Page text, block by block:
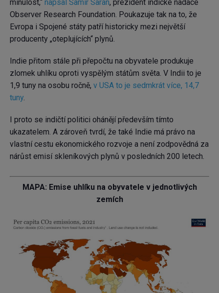
minulost,“ napsal Samir Saran, prezident indické nadace
Observer Research Foundation. Poukazuje tak na to, že
Evropa i Spojené státy patří historicky mezi největší
producenty „oteplujících“ plynů.
Indie přitom stále při přepočtu na obyvatele produkuje
zlomek uhlíku oproti vyspělým státům světa. V Indii to je
1,9 tuny na osobu ročně, v USA to je sedmkrát více, 14,7
tuny.
I proto se indičtí politici ohánějí především tímto
ukazatelem. A zároveň tvrdí, že také Indie má právo na
vlastní cestu ekonomického rozvoje a není zodpovědná za
nárůst emisí skleníkových plynů v posledních 200 letech.
MAPA: Emise uhlíku na obyvatele v jednotlivých
zemích